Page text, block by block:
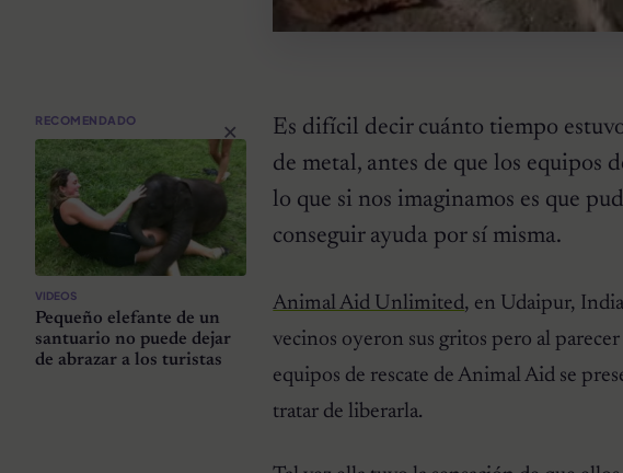
×
RECOMENDADO
VIDEOS
Pequeño elefante de un
santuario no puede dejar
de abrazar a los turistas
Es difícil decir cuánto tiempo
de metal, antes de que los equipos
lo que si nos imaginamos es que
conseguir ayuda por sí misma.
Animal Aid Unlimited, en Udaipur,
vecinos oyeron sus gritos pero al
equipos de rescate de Animal Aid se
tratar de liberarla.